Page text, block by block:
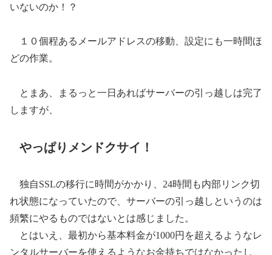
いないのか！？
１０個程あるメールアドレスの移動、設定にも一時間ほ
どの作業。
とまあ、まるっと一日あればサーバーの引っ越しは完了
しますが、
やっぱりメンドクサイ！
独自SSLの移行に時間がかかり、24時間も内部リンク切
れ状態になっていたので、サーバーの引っ越しというのは
頻繁にやるものではないとは感じました。
とはいえ、最初から基本料金が1000円を超えるようなレ
ンタルサーバーを使えるようなお金持ちではなかったし、